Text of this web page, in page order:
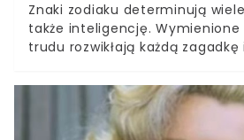
Znaki zodiaku determinują
także inteligencję. Wymienione
trudu rozwikłają każdą
obliczyć wszystko w pamięci,
pamięć absolutną! Koziorożec,
spośród innych znaków